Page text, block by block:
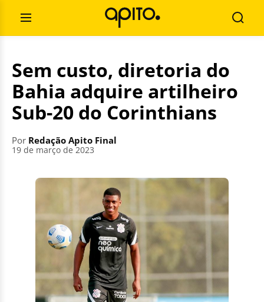
conteúdo
Abrir
Menu
por:
Sem custo, diretoria do
Bahia adquire artilheiro
Sub-20 do Corinthians
Por Redação Apito Final
19 de março de 2023